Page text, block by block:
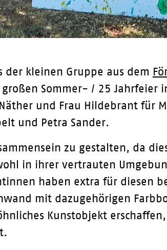
der kleinen Gruppe aus dem
Sommer- / 25 Jahrfeier
und Frau Hildebrant für
und Petra Sander.
zu gestalten, da
in ihrer vertrauten
haben extra für diesen
mit dazugehörigen
Kunstobjekt